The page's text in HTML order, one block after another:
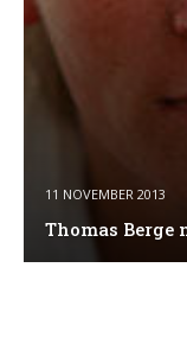
11 NOVEMBER 2013
Thomas